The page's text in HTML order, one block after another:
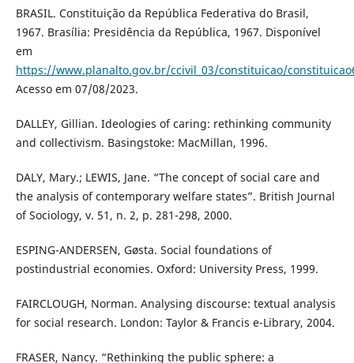
BRASIL. Constituição da República Federativa do Brasil,
1967. Brasília: Presidência da República, 1967. Disponível
em
https://www.planalto.gov.br/ccivil_03/constituicao/
Acesso em 07/08/2023.
DALLEY, Gillian. Ideologies of caring: rethinking community
and collectivism. Basingstoke: MacMillan, 1996.
DALY, Mary.; LEWIS, Jane. “The concept of social care and
the analysis of contemporary welfare states”. British Journal
of Sociology, v. 51, n. 2, p. 281-298, 2000.
ESPING-ANDERSEN, Gøsta. Social foundations of
postindustrial economies. Oxford: University Press, 1999.
FAIRCLOUGH, Norman. Analysing discourse: textual analysis
for social research. London: Taylor & Francis e-Library, 2004.
FRASER, Nancy. “Rethinking the public sphere: a